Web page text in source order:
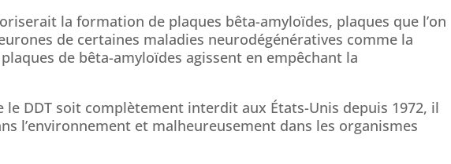
la formation de plaques bêta-amyloïdes, plaques que l’on
de certaines maladies neurodégénératives comme la
de bêta-amyloïdes agissent en empêchant la
le DDT soit complètement interdit aux États-Unis depuis 1972, il
l’environnement et malheureusement dans les organismes